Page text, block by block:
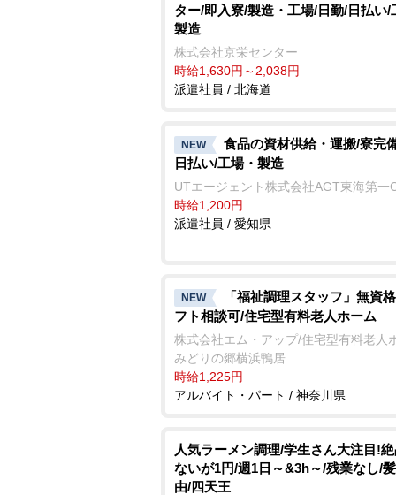
ター/即入寮/製造・工場/日勤/日払い/
製造
株式会社京栄センター
時給1,630円～2,038円
派遣社員 / 北海道
NEW
食品の資材供給・運搬/寮完
日払い/工場・製造
UTエージェント株式会社AGT東海第一
時給1,200円
派遣社員 / 愛知県
NEW
「福祉調理スタッフ」無資
フト相談可/住宅型有料老人ホーム
株式会社エム・アップ/住宅型有料老人
みどりの郷横浜鴨居
時給1,225円
アルバイト・パート / 神奈川県
人気ラーメン調理/学生さん大注目!
ないが1円/週1日～&3h～/残業なし/
由/四天王